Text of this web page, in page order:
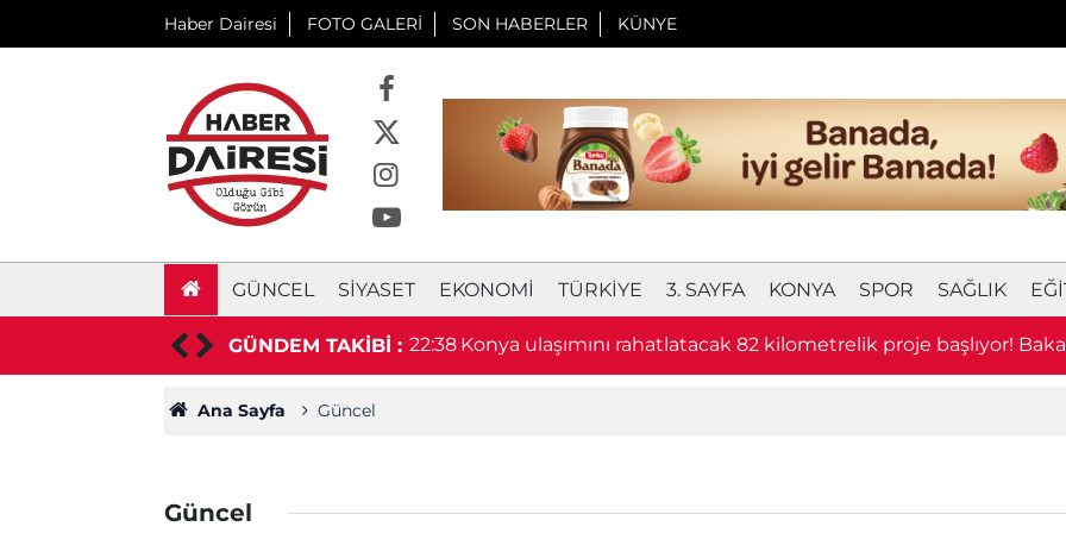
Haber Dairesi FOTO GALERİ SON HABERLER KÜNYE
GÜNCEL SIYASET EKONOMI TÜRKIYE 3. SAYFA KONYA SPOR SAĞLIK
GÜNDEM TAKİBİ :
hayatını kaybetti 22:38 Konya ulaşımını rahatlatacak 82 kilometrelik proje başlıyor!
duyurdu
Ana Sayfa Güncel
Güncel